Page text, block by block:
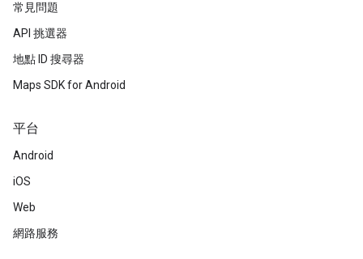
常見問題
API 挑選器
地點 ID 搜尋器
Maps SDK for Android
平台
Android
iOS
Web
網路服務